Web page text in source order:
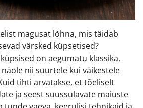
magusat lõhna, mis täidab
värsked küpsetised?
on aegumatu klassika,
nii suurtele kui väikestele
tihti arvatakse, et tõeliselt
ja seest suussulavate maiuste